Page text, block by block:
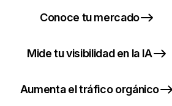
Conoce tu mercado
Mide tu visibilidad en la IA
Aumenta el tráfico orgánico